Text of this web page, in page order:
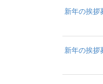
新年の挨拶
新年の挨拶